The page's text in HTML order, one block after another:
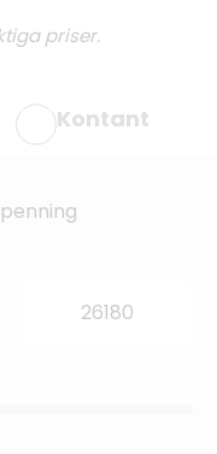
priser.
Kontant